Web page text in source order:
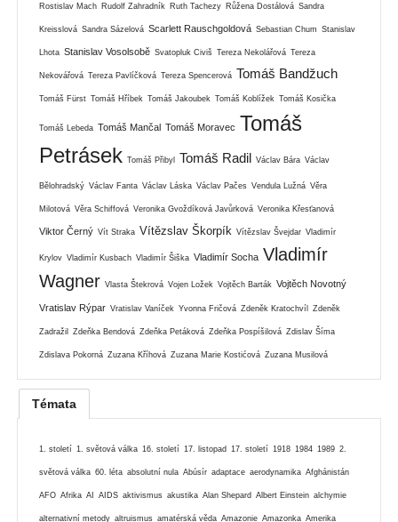
Rostislav Mach Rudolf Zahradník Ruth Tachezy Růžena Dostálová Sandra
Kreisslová Sandra Sázelová Scarlett Rauschgoldová Sebastian Chum Stanislav
Lhota Stanislav Vosolsobě Svatopluk Civiš Tereza Nekolářová Tereza
Nekovářová Tereza Pavlíčková Tereza Spencerová Tomáš Bandžuch
Tomáš Fürst Tomáš Hříbek Tomáš Jakoubek Tomáš Koblížek Tomáš Kosička
Tomáš Lebeda Tomáš Mančal Tomáš Moravec Tomáš
Petrásek Tomáš Přibyl Tomáš Radil Václav Bára Václav
Bělohradský Václav Fanta Václav Láska Václav Pačes Vendula Lužná Věra
Milotová Věra Schiffová Veronika Gvoždíková Javůrková Veronika Křesťanová
Viktor Černý Vít Straka Vítězslav Škorpík Vítězslav Švejdar Vladimír
Krylov Vladimír Kusbach Vladimír Šiška Vladimír Socha Vladimír
Wagner Vlasta Štekrová Vojen Ložek Vojtěch Barták Vojtěch Novotný
Vratislav Rýpar Vratislav Vaníček Yvonna Fričová Zdeněk Kratochvíl Zdeněk
Zadražil Zdeňka Bendová Zdeňka Petáková Zdeňka Pospíšilová Zdislav Šíma
Zdislava Pokorná Zuzana Kříhová Zuzana Marie Kostićová Zuzana Musilová
Témata
1. století 1. světová válka 16. století 17. listopad 17. století 1918 1984 1989 2.
světová válka 60. léta absolutní nula Abúsír adaptace aerodynamika Afghánistán
AFO Afrika AI AIDS aktivismus akustika Alan Shepard Albert Einstein alchymie
alternativní metody altruismus amatérská věda Amazonie Amazonka Amerika